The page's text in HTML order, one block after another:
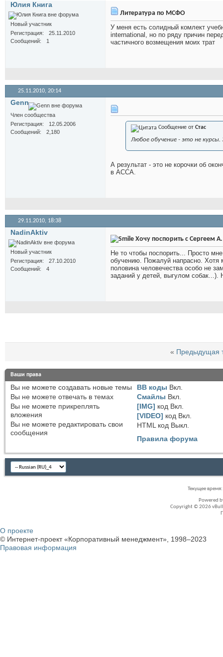
Юлия Книга
Новый участник
Регистрация
25.11.2010
Сообщений
1
Литература по МСФО
У меня есть солидный комлект
international, но по ряду причин
частичного возмещения моих трат
25.11.2010, 20:14
Genn
Член сообщества
Регистрация
12.05.2006
Сообщений
2,180
Сообщение от Стас
Любое обучение - это не
А результат - это не корочки об
в АССА.
29.11.2010, 18:38
NadinAktiv
Новый участник
Регистрация
27.10.2010
Сообщений
4
Хочу поспорить с Сергеем
Не то чтобы поспорить... Просто
обучению. Пожалуй напрасно. Хотя
половина человечества особо не
заданий у детей, выгулом собак...).
« Предыдущая
Ваши права
Вы не можете создавать новые темы
Вы не можете отвечать в темах
Вы не можете прикреплять
вложения
Вы не можете редактировать свои
сообщения
BB коды Вкл.
Смайлы Вкл.
[IMG] код Вкл.
[VIDEO] код Вкл.
HTML код Выкл.
Правила форума
Текущее время:
Powered
Copyright © 2026
О проекте
© Интернет-проект «Корпоративный менеджмент», 1998–2023
Правовая информация